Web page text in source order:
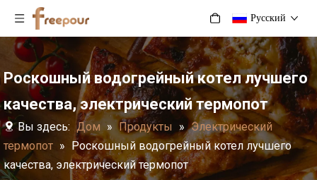
Pусский
Роскошный водогрейный котел лучшего
качества, электрический термопот
Вы здесь: Дом » Продукты » Электрический
термопот » Роскошный водогрейный котел лучшего
качества, электрический термопот